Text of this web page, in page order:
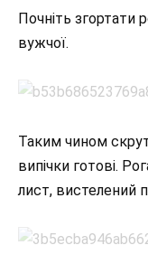
Почніть згортати
вужчої.
Таким чином
випічки готові.
лист, вистелений